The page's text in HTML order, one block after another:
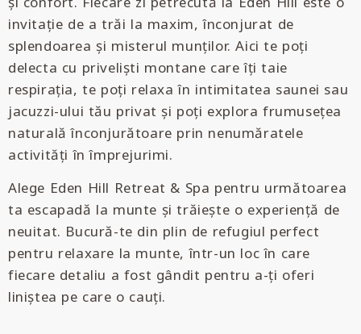
invitație de a trăi la maxim, înconjurat de
splendoarea și misterul munților. Aici te poți
delecta cu priveliști montane care îți taie
respirația, te poți relaxa în intimitatea saunei sau
jacuzzi-ului tău privat și poți explora frumusețea
naturală înconjurătoare prin nenumăratele
activități în împrejurimi.
Alege Eden Hill Retreat & Spa pentru următoarea
ta escapadă la munte și trăiește o experiență de
neuitat. Bucură-te din plin de refugiul perfect
pentru relaxare la munte, într-un loc în care
fiecare detaliu a fost gândit pentru a-ți oferi
liniștea pe care o cauți.